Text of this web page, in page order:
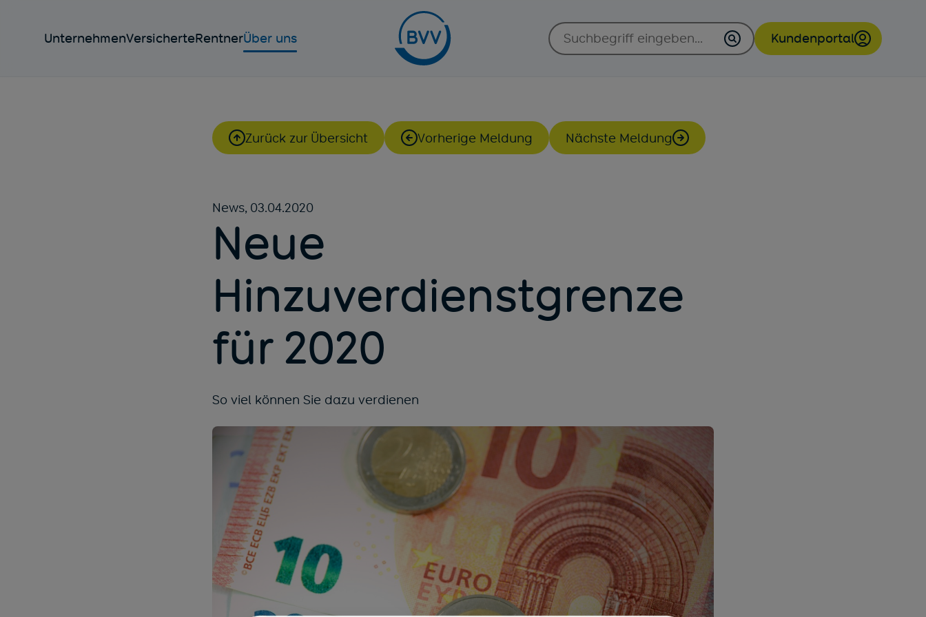
UnternehmenVersicherteRentnerÜber uns
Suche:
Kundenportal(öffnet in neuem
Zurück zur Übersicht Vorherige Meldung Nächste Meldung
News, 03.04.2020
Neue
Hinzuverdienstgrenze
für 2020
So viel können Sie dazu verdienen